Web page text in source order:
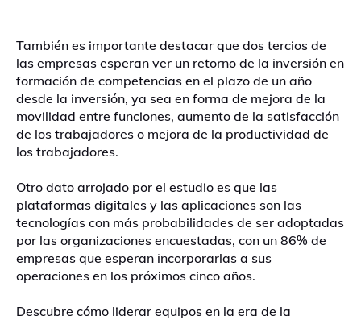
También es importante destacar que dos tercios de
las empresas esperan ver un retorno de la inversión en
formación de competencias en el plazo de un año
desde la inversión, ya sea en forma de mejora de la
movilidad entre funciones, aumento de la satisfacción
de los trabajadores o mejora de la productividad de
los trabajadores.
Otro dato arrojado por el estudio es que las
plataformas digitales y las aplicaciones son las
tecnologías con más probabilidades de ser adoptadas
por las organizaciones encuestadas, con un 86% de
empresas que esperan incorporarlas a sus
operaciones en los próximos cinco años.
Descubre cómo liderar equipos en la era de la